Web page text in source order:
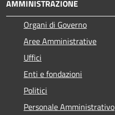
AMMINISTRAZIONE
Organi di Governo
Aree Amministrative
Uffici
Enti e fondazioni
Politici
Personale Amministrativo